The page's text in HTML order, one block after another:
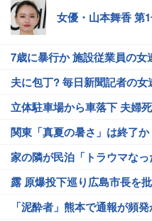
女優・山本舞香 第
7歳に暴行か 施設従業員の女
夫に包丁? 毎日新聞記者の女
立体駐車場から車落下 夫婦
関東「真夏の暑さ」は終了か
家の隣が民泊「トラウマなっ
露 原爆投下巡り広島市長を
「泥酔者」熊本で通報が頻